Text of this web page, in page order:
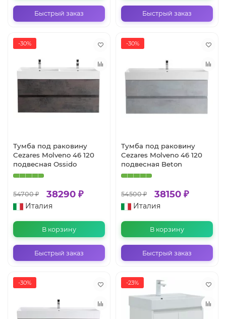
Быстрый заказ Быстрый заказ
-30%
Тумба под раковину
Cezares Molveno 46 120
подвесная Ossido
54700 ₽ 38290 ₽
Италия
В корзину
Быстрый заказ
-30%
Тумба под раковину
Cezares Molveno 46 120
подвесная Beton
54500 ₽ 38150 ₽
Италия
В корзину
Быстрый заказ
-30% -23%